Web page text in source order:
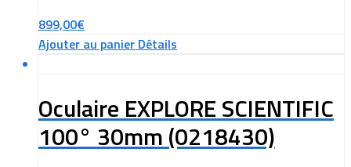
899,00€
Ajouter au panier Détails
Oculaire EXPLORE SCIENTIFIC
100° 30mm (0218430)